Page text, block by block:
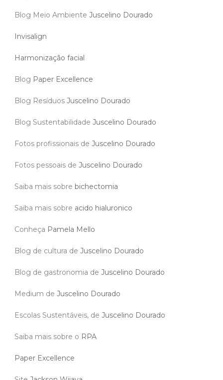
Blog Meio Ambiente Juscelino Dourado
Invisalign
Harmonização facial
Blog Paper Excellence
Blog Resíduos Juscelino Dourado
Blog Sustentabilidade Juscelino Dourado
Fotos profissionais de Juscelino Dourado
Fotos pessoais de Juscelino Dourado
Saiba mais sobre bichectomia
Saiba mais sobre acido hialuronico
Conheça Pamela Mello
Blog de cultura de Juscelino Dourado
Blog de gastronomia de Juscelino Dourado
Medium de Juscelino Dourado
Escolas Sustentáveis, de Juscelino Dourado
Saiba mais sobre o RPA
Paper Excellence